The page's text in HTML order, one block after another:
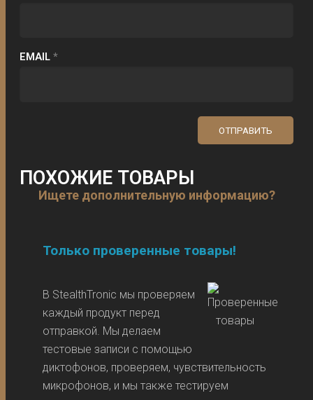
EMAIL*
ПОХОЖИЕ ТОВАРЫ
Ищете дополнительную информацию?
Только проверенные товары!
В StealthTronic мы проверяем
каждый продукт перед
отправкой. Мы делаем
тестовые записи с помощью
диктофонов, проверяем, чувствительность
микрофонов, и мы также тестируем